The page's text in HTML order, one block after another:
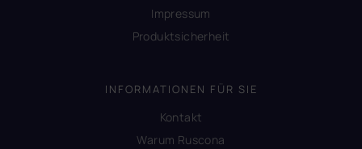
Impressum
Produktsicherheit
INFORMATIONEN FÜR SIE
Kontakt
Warum Ruscona